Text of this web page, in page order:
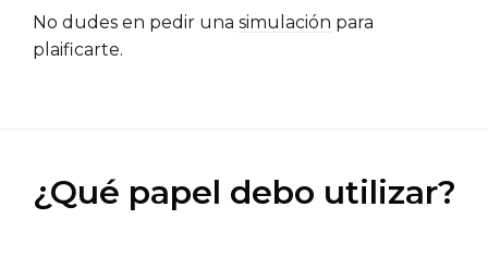
No dudes en pedir una simulación para
plaificarte.
¿Qué papel debo utilizar?